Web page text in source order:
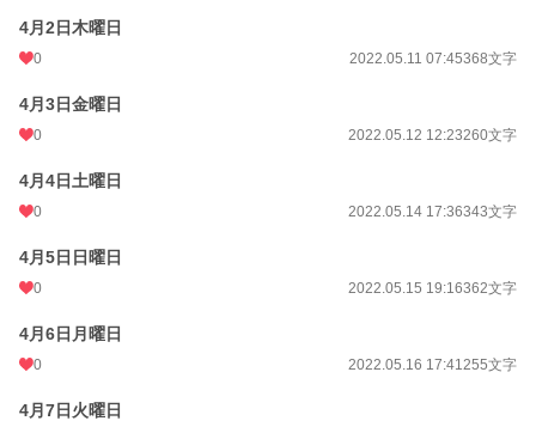
月間ポイント
年間ポイント 126 pt (136,161 位)
累計ポイント
4月2日木曜日
0 2022.05.11 07:45368文字
4月3日金曜日
0 2022.05.12 12:23260文字
4月4日土曜日
0 2022.05.14 17:36343文字
4月5日日曜日
0 2022.05.15 19:16362文字
4月6日月曜日
0 2022.05.16 17:41255文字
4月7日火曜日